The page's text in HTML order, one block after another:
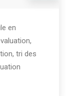
en
tri des